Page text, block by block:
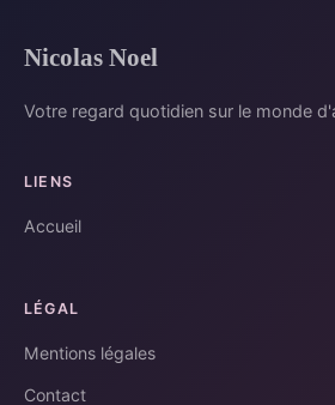
Nicolas Noel
Votre regard quotidien sur le monde
LIENS
Accueil
LÉGAL
Mentions légales
Contact